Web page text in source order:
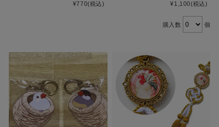
¥770(税込) ¥1,100(税込)
購入数 個